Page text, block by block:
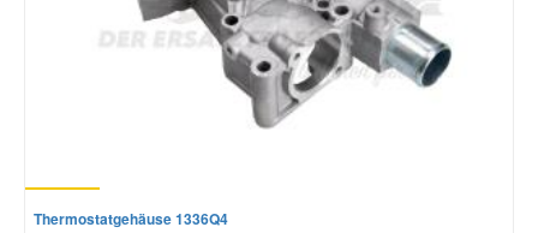
Thermostatgehäuse 1336Q4